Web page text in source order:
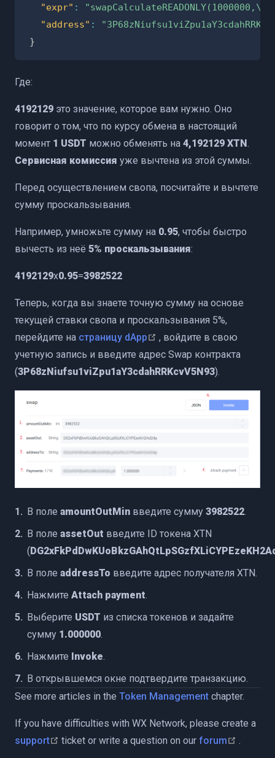
"expr" :
"address" :
}
Где:
4192129 это значение, которое вам нужно. Оно
говорит о том, что по курсу обмена в настоящий
момент 1 USDT можно обменять на 4,192129 XTN.
Сервисная комиссия уже вычтена из этой суммы.
Перед осуществлением свопа, посчитайте и вычтете
сумму проскальзывания.
Например, умножьте сумму на 0.95, чтобы быстро
вычесть из неё 5% проскальзывания:
4192129x0.95=3982522
Теперь, когда вы знаете точную сумму на основе
текущей ставки свопа и проскальзывания 5%,
перейдите на страницу dApp (opens new window)
, войдите в свою
учетную запись и введите адрес Swap контракта
(3P68zNiufsu1viZpu1aY3cdahRRKcvV5N93).
В поле amountOutMin введите сумму 3982522.
В поле assetOut введите ID токена XTN
(
В поле addressTo введите адрес получателя XTN.
Нажмите Attach payment.
Выберите USDT из списка токенов и задайте
сумму 1.000000.
Нажмите Invoke.
В открывшемся окне подтвердите транзакцию.
See more articles in the Token Management chapter.
If you have difficulties with WX Network, please create a
support
(opens new window)
ticket or write a question on our forum .